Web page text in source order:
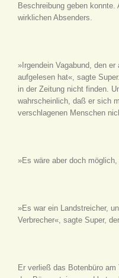
Beschreibung geben
wirklichen Absenders.
»Irgendein Vagabund, den
aufgelesen hat«, sagte
in der Zeitung nicht finden.
wahrscheinlich, daß er sich
verschlagenen Menschen
»Es wäre aber doch
»Es war ein Landstreicher,
Verbrecher«, sagte Super,
Er verließ das Botenbüro